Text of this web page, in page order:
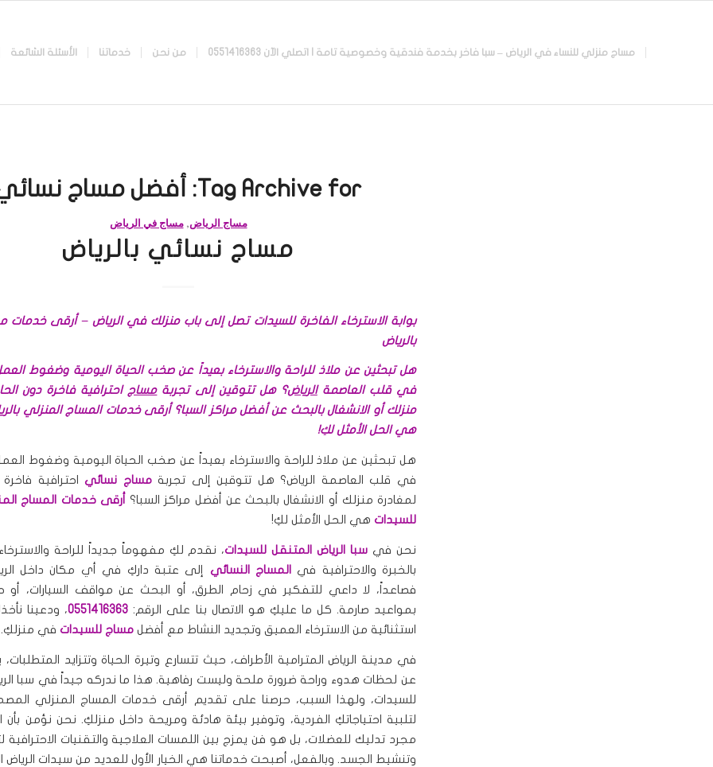
مساج منزلي للنساء في الرياض – سبا فاخر بخدمة فندقية وخصوصية تامة | اتصلي الآن 0551416363 من نحن خدماتنا الأسئلة الشائعة
Tag Archive for: أفضل مساج
مساج الرياض,مساج في الرياض
مساج نسائي بالرياض
بوابة الاسترخاء الفاخرة للسيدات تصل إلى باب منزلك في الرياض – أرقى خدمات
بالرياض
هل تبحثين عن ملاذ للراحة والاسترخاء بعيداً عن صخب الحياة اليومية وضغوط
في قلب العاصمةالرياض؟ هل تتوقين إلى تجربةمساج احترافية فاخرة دون
منزلك أو الانشغال بالبحث عن أفضل مراكز السبا؟ أرقى خدمات المساج المنزلي
هي الحل الأمثل لكِ!
هل تبحثين عن ملاذ للراحة والاسترخاء بعيداً عن صخب الحياة اليومية وضغوط
في قلب العاصمة الرياض؟ هل تتوقين إلى تجربةمساج نسائياحترافية
لمغادرة منزلك أو الانشغال بالبحث عن أفضل مراكز السبا؟
أرقى خدمات المساج
للسيداتهي الحل الأمثل لكِ!
نحن في سبا الرياض المتنقل للسيدات، نقدم لكِ مفهوماً جديداً للراحة
بالخبرة والاحترافية في
المساج النسائي إلى عتبة داركِ في أي مكان داخل
فصاعداً، لا داعي للتفكير في زحام الطرق، أو البحث عن مواقف السيارات، أو
بمواعيد صارمة. كل ما عليكِ هو الاتصال بنا على الرقم: 0551416363، ودعينا
استثنائية من الاسترخاء العميق وتجديد النشاط مع أفضل مساج للسيداتفي منزلكِ.
في مدينة الرياض المترامية الأطراف، حيث تتسارع وتيرة الحياة وتتزايد
عن لحظات هدوء وراحة ضرورة ملحة وليست رفاهية. هذا ما ندركه جيداً في سبا
للسيدات، ولهذا السبب، حرصنا على تقديم أرقى خدمات المساج المنزلي
لتلبية احتياجاتكِ الفردية، وتوفير بيئة هادئة ومريحة داخل منزلكِ. نحن نؤمن
مجرد تدليك للعضلات، بل هو فن يمزج بين اللمسات العلاجية والتقنيات الاحترافية
وتنشيط الجسد. وبالفعل، أصبحت خدماتنا هي الخيار الأول للعديد من سيدات الرياض